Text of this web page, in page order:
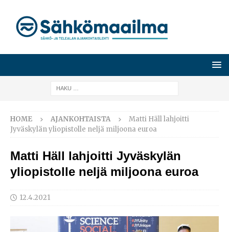
HOME AJANKOHTAISTA
Matti Häll lahjoitti
Jyväskylän yliopistolle neljä miljoona euroa
Matti Häll lahjoitti Jyväskylän
yliopistolle neljä miljoona euroa
12.4.2021